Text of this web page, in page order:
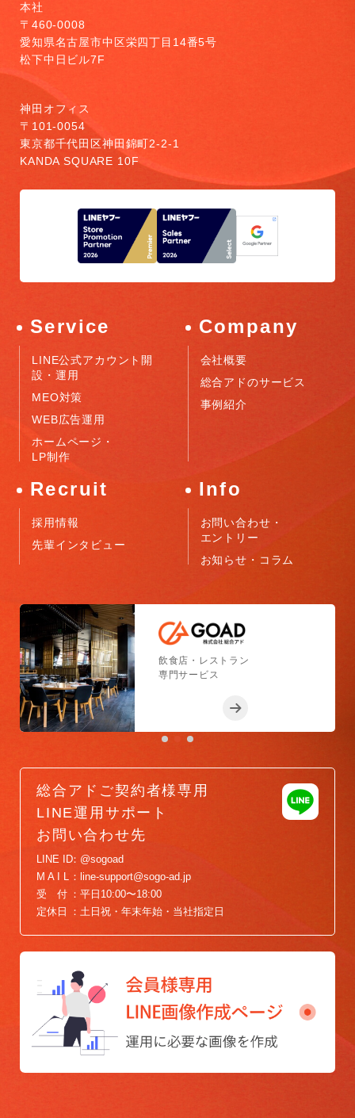
本社
〒460-0008
愛知県名古屋市中区栄四丁目14番5号
松下中日ビル7F
神田オフィス
〒101-0054
東京都千代田区神田錦町2-2-1
KANDA SQUARE 10F
Service
LINE公式アカウント開
設・運用
MEO対策
WEB広告運用
ホームページ・
LP制作
Company
会社概要
総合アドのサービス
事例紹介
Recruit
採用情報
先輩インタビュー
Info
お問い合わせ・
エントリー
お知らせ・コラム
小売店舗
専門サービス
フィットネスジム
専門サービス
飲食店・レストラン
専門サービス
小売店舗
専門サービス
フィットネスジム
専門サービス
総合アドご契約者様専用
LINE運用サポート
お問い合わせ先
LINE ID
@sogoad
M A I L
line-support@sogo-ad.jp
受 付
平日10:00〜18:00
定休日
土日祝・年末年始・当社指定日